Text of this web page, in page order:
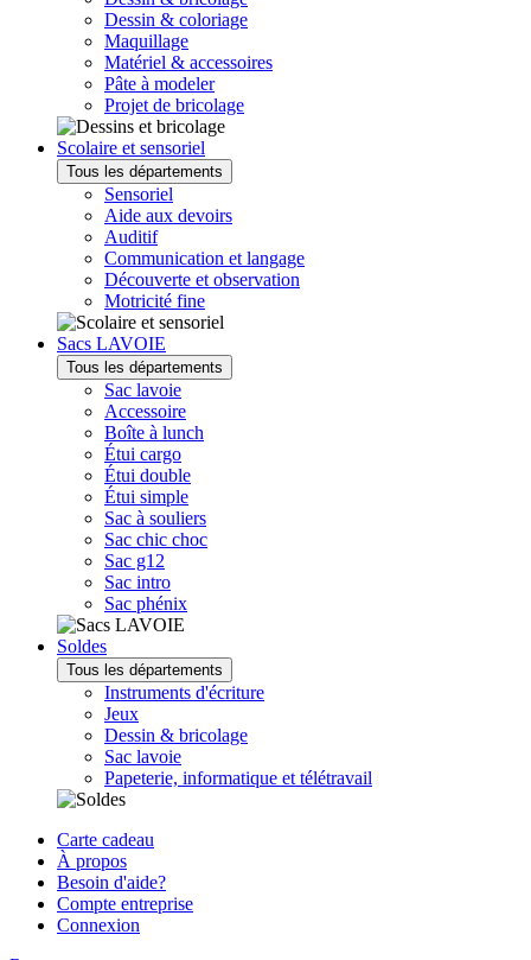
Dessin & coloriage
Maquillage
Matériel & accessoires
Pâte à modeler
Projet de bricolage
Scolaire et sensoriel
Tous les départements
Sensoriel
Aide aux devoirs
Auditif
Communication et langage
Découverte et observation
Motricité fine
Sacs LAVOIE
Tous les départements
Sac lavoie
Accessoire
Boîte à lunch
Étui cargo
Étui double
Étui simple
Sac à souliers
Sac chic choc
Sac g12
Sac intro
Sac phénix
Soldes
Tous les départements
Instruments d'écriture
Jeux
Dessin & bricolage
Sac lavoie
Papeterie, informatique et télétravail
Carte cadeau
À propos
Besoin d'aide?
Compte entreprise
Connexion